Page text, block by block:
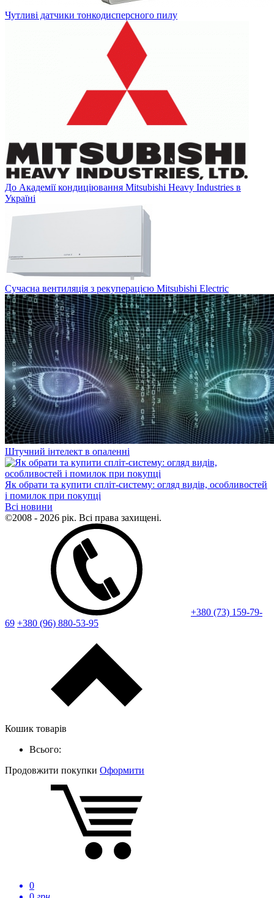
Чутливі датчики тонкодисперсного пилу
До Академії кондиціювання Mitsubishi Heavy Industries в
Україні
Сучасна вентиляція з рекуперацією Mitsubishi Electric
Штучний інтелект в опаленні
Як обрати та купити спліт-систему: огляд видів, особливостей
і помилок при покупці
Всі новини
©2008 - 2026 рік. Всі права захищені.
+380 (73) 159-79-
69 +380 (96) 880-53-95
Кошик товарів
Всього:
Продовжити покупки Оформити
0